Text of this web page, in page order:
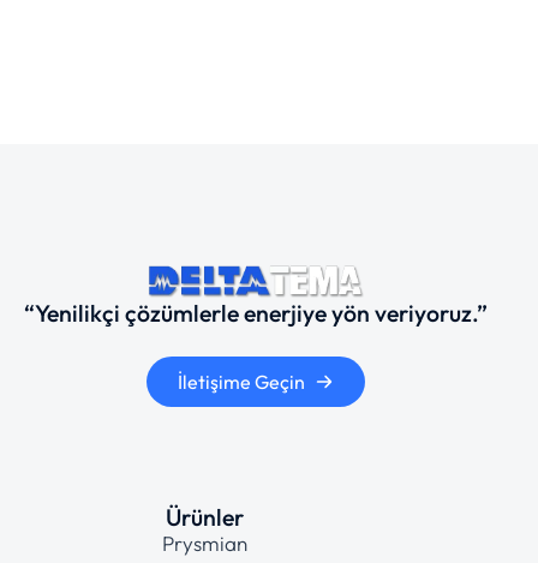
“Yenilikçi çözümlerle enerjiye yön veriyoruz.”
İletişime Geçin
Ürünler
Prysmian